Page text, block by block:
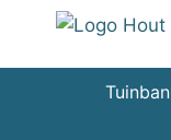
Doorgaan
inhoud